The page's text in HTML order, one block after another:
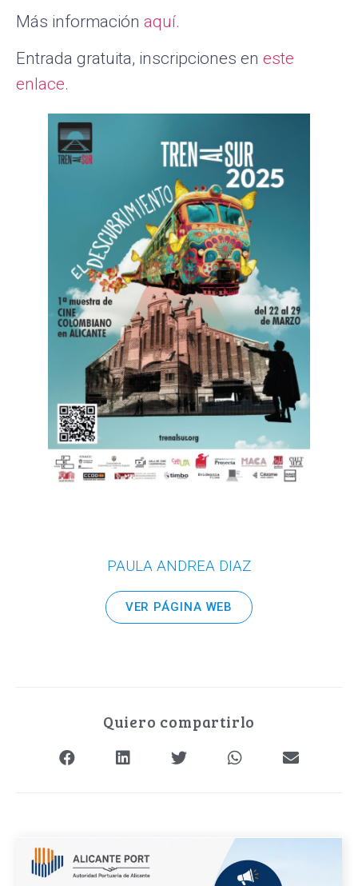
Más información aquí.
Entrada gratuita, inscripciones en este
enlace.
PAULA ANDREA DIAZ
VER PÁGINA WEB
Quiero compartirlo